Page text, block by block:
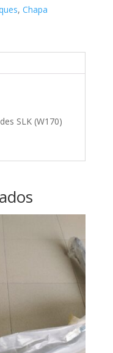
, Chapa
SLK (W170)